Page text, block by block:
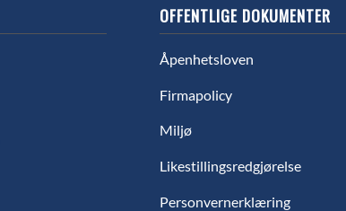
OFFENTLIGE DOKUMENTER
Åpenhetsloven
Firmapolicy
Miljø
Likestillingsredgjørelse
Personvernerklæring